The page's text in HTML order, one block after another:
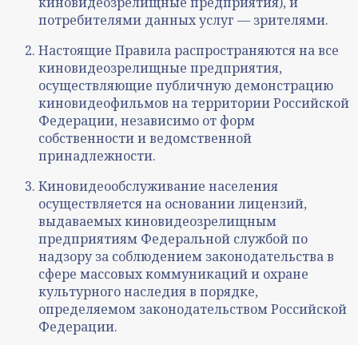
потребителями данных услуг — зрителями.
Настоящие Правила распространяются на все
киновидеозрелищные предприятия,
осуществляющие публичную демонстрацию
киновидеофильмов на территории Российской
Федерации, независимо от форм
собственности и ведомственной
принадлежности.
Киновидеообслуживание населения
осуществляется на основании лицензий,
выдаваемых киновидеозрелищным
предприятиям Федеральной службой по
надзору за соблюдением законодательства в
сфере массовых коммуникаций и охране
культурного наследия в порядке,
определяемом законодательством Российской
Федерации.